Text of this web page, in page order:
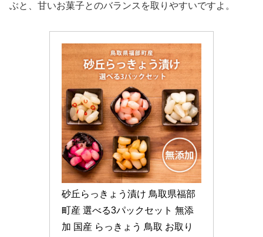
ぶと、甘いお菓子とのバランスを取りやすいですよ。
砂丘らっきょう漬け 鳥取県福部
町産 選べる3パックセット 無添
加 国産 らっきょう 鳥取 お取り